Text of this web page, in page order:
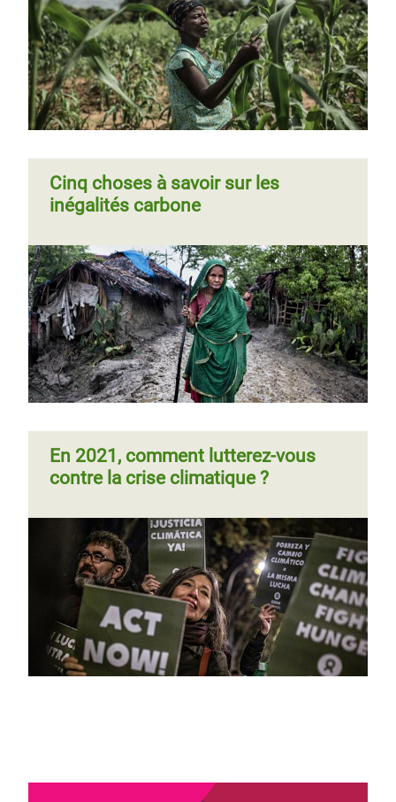
Pagination
Page
précédente
‹‹ Page 3
Pagination
Page
précédente
‹‹ Page 3
Cinq choses à savoir sur les
inégalités carbone
En 2021, comment lutterez-vous
contre la crise climatique ?